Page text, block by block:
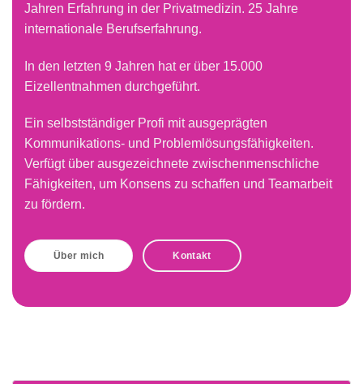
Jahren Erfahrung in der Privatmedizin. 25 Jahre
internationale Berufserfahrung.
In den letzten 9 Jahren hat er über 15.000
Eizellentnahmen durchgeführt.
Ein selbstständiger Profi mit ausgeprägten
Kommunikations- und Problemlösungsfähigkeiten.
Verfügt über ausgezeichnete zwischenmenschliche
Fähigkeiten, um Konsens zu schaffen und Teamarbeit
zu fördern.
Über mich Kontakt